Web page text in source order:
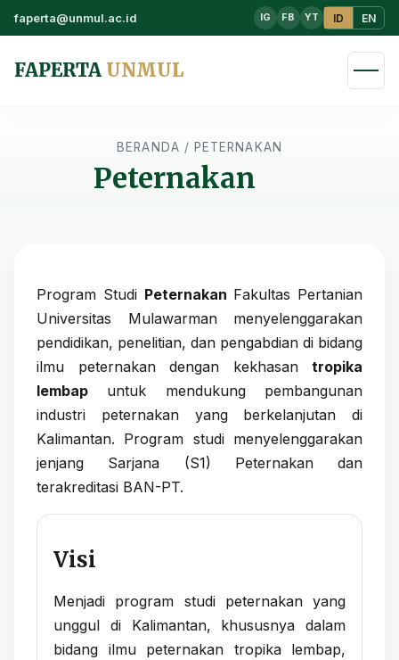
faperta@unmul.ac.id IG FB YT ID EN
FAPERTA UNMUL
BERANDA / PETERNAKAN
Peternakan
Program Studi Peternakan Fakultas Pertanian
Universitas Mulawarman menyelenggarakan
pendidikan, penelitian, dan pengabdian di bidang
ilmu peternakan dengan kekhasan tropika
lembap untuk mendukung pembangunan
industri peternakan yang berkelanjutan di
Kalimantan. Program studi menyelenggarakan
jenjang Sarjana (S1) Peternakan dan
terakreditasi BAN-PT.
Visi
Menjadi program studi peternakan yang
unggul di Kalimantan, khususnya dalam
bidang ilmu peternakan tropika lembap,